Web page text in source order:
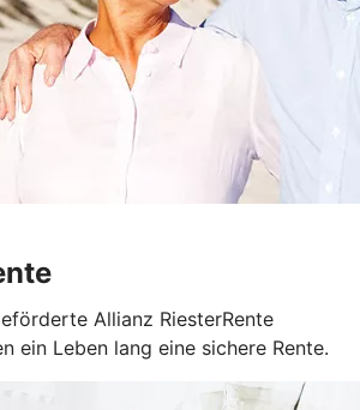
Allianz RiesterRente
ein Leben lang eine sichere Rente.